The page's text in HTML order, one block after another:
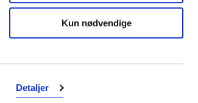
Detaljer
Kun nødvendige
nettapotek. Med tusenvis av